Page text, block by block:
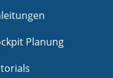
Planung